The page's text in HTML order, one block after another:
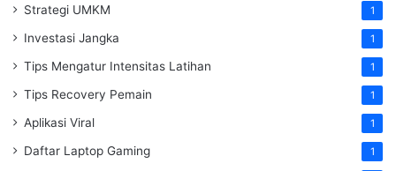
Strategi UMKM 1
Investasi Jangka 1
Tips Mengatur Intensitas Latihan 1
Tips Recovery Pemain 1
Aplikasi Viral 1
Daftar Laptop Gaming 1